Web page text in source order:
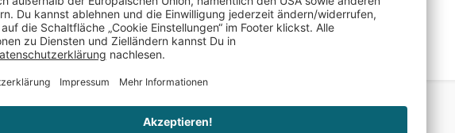
CHF 39.95
Nur noch 2 auf Lager
CHF 54.95